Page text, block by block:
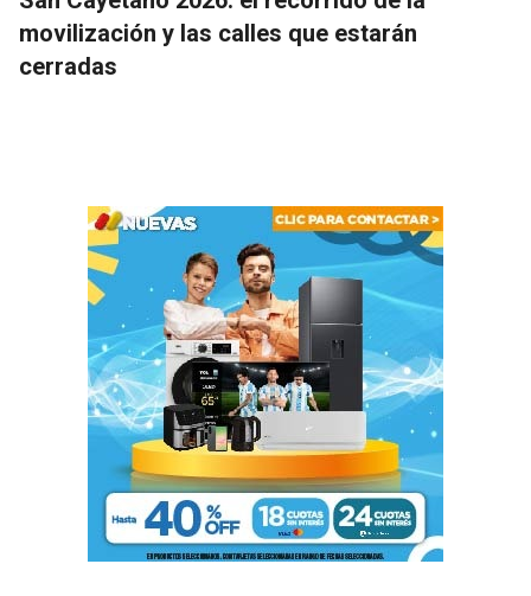
movilización y las calles que estarán
cerradas